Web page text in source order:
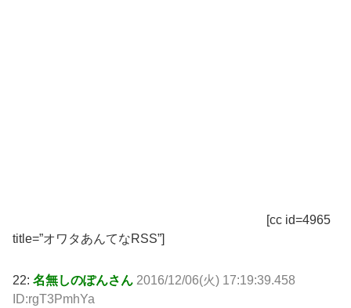
[cc id=4965
title=”オワタあんてなRSS”]
22: 名無しのぽんさん 2016/12/06(火) 17:19:39.458
ID:rgT3PmhYa